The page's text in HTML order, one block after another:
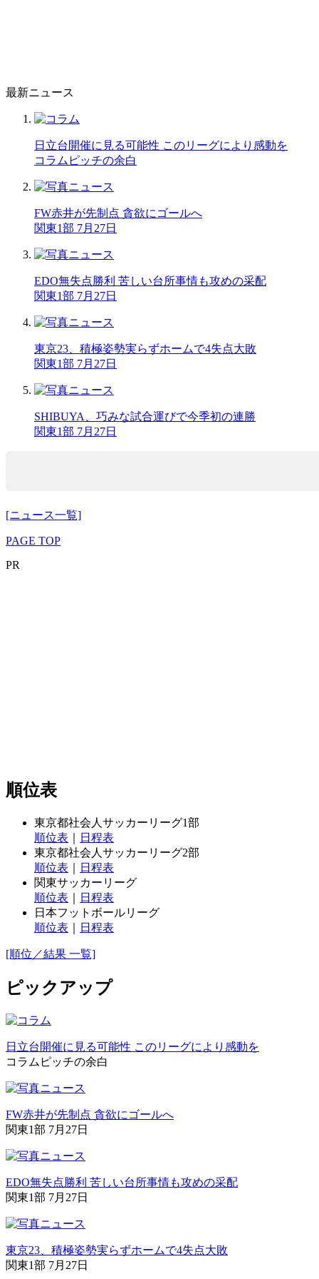
最新ニュース
日立台開催に見る可能性 このリーグにより感動を
コラム ピッチの余白
FW赤井が先制点 貪欲にゴールへ
関東1部 7月27日
EDO無失点勝利 苦しい台所事情も攻めの采配
関東1部 7月27日
東京23、積極姿勢実らずホームで4失点大敗
関東1部 7月27日
SHIBUYA、巧みな試合運びで今季初の連勝
関東1部 7月27日
[ニュース一覧]
PAGE TOP
PR
順位表
東京都社会人サッカーリーグ1部
順位表
日程表
東京都社会人サッカーリーグ2部
順位表
日程表
関東サッカーリーグ
順位表
日程表
日本フットボールリーグ
順位表
日程表
[順位／結果 一覧]
ピックアップ
日立台開催に見る可能性 このリーグにより感動を
コラム ピッチの余白
FW赤井が先制点 貪欲にゴールへ
関東1部 7月27日
EDO無失点勝利 苦しい台所事情も攻めの采配
関東1部 7月27日
東京23、積極姿勢実らずホームで4失点大敗
関東1部 7月27日